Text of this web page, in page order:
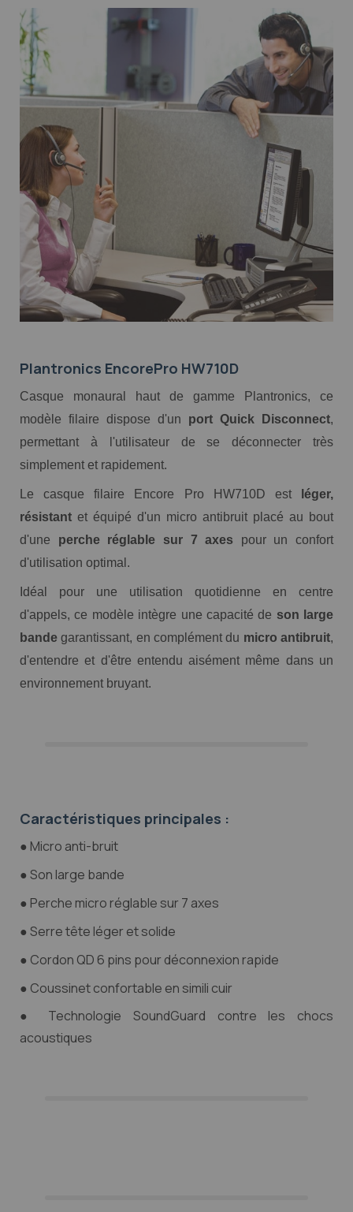
Plantronics EncorePro HW710D
Casque monaural haut de gamme Plantronics, ce
modèle filaire dispose d'un port Quick Disconnect,
permettant à l'utilisateur de se déconnecter très
simplement et rapidement.
Le casque filaire Encore Pro HW710D est
léger,
résistant et équipé d'un micro antibruit placé au bout
d'une perche réglable sur 7 axes pour un confort
d'utilisation optimal.
Idéal pour une utilisation quotidienne en centre
d'appels, ce modèle intègre une capacité de son large
bande garantissant, en complément du micro antibruit,
d'entendre et d'être entendu aisément même dans un
environnement bruyant.
Caractéristiques principales :
● Micro anti-bruit
● Son large bande
● Perche micro réglable sur 7 axes
● Serre tête léger et solide
● Cordon QD 6 pins pour déconnexion rapide
● Coussinet confortable en simili cuir
● Technologie SoundGuard contre les chocs
acoustiques